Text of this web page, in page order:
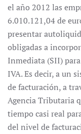
el año 2012 las
6.010.121,04 de
presentar
obligadas a
Inmediata (SII)
IVA. Es decir, a un
de facturación, a
Agencia Tributaria
tiempo casi real
del nivel de